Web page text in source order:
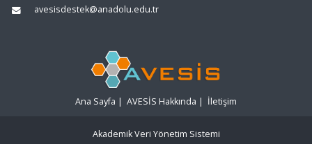
avesisdestek@anadolu.edu.tr
Ana Sayfa | AVESİS Hakkında | İletişim
Akademik Veri Yönetim Sistemi